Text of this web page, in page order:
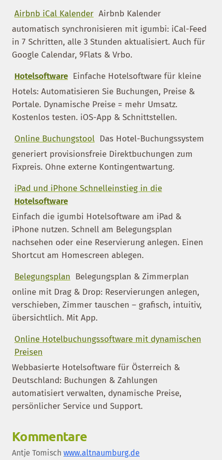
Airbnb iCal Kalender Airbnb Kalender
automatisch synchronisieren mit igumbi: iCal-Feed
in 7 Schritten, alle 3 Stunden aktualisiert. Auch für
Google Calendar, 9Flats & Vrbo.
Hotelsoftware Einfache Hotelsoftware für kleine
Hotels: Automatisieren Sie Buchungen, Preise &
Portale. Dynamische Preise = mehr Umsatz.
Kostenlos testen. iOS-App & Schnittstellen.
Online Buchungstool Das Hotel-Buchungssystem
generiert provisionsfreie Direktbuchungen zum
Fixpreis. Ohne externe Kontingentwartung.
iPad und iPhone Schnelleinstieg in die
Hotelsoftware
Einfach die igumbi Hotelsoftware am iPad &
iPhone nutzen. Schnell am Belegungsplan
nachsehen oder eine Reservierung anlegen. Einen
Shortcut am Homescreen ablegen.
Belegungsplan Belegungsplan & Zimmerplan
online mit Drag & Drop: Reservierungen anlegen,
verschieben, Zimmer tauschen – grafisch, intuitiv,
übersichtlich. Mit App.
Online Hotelbuchungssoftware mit dynamischen
Preisen
Webbasierte Hotelsoftware für Österreich &
Deutschland: Buchungen & Zahlungen
automatisiert verwalten, dynamische Preise,
persönlicher Service und Support.
Kommentare
Antje Tomisch www.altnaumburg.de